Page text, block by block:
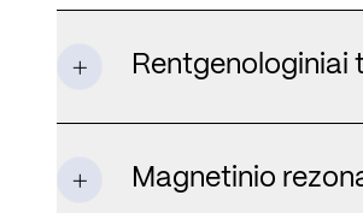
Rentgenologiniai
Magnetinio